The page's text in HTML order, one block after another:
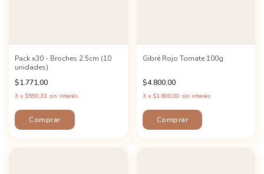
Pack x30 - Broches 2.5cm (10
unidades)
$1.771,00
3 x $590,33 sin interés
Gibré Rojo Tomate 100g
$4.800,00
3 x $1.600,00 sin interés